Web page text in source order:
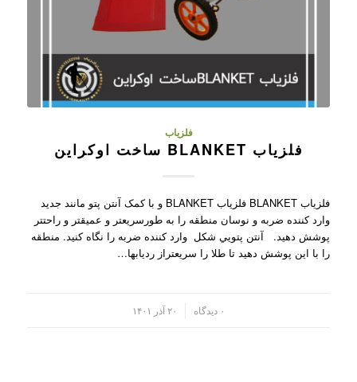
فلزیاب
فلزیاب BLANKET ساخت اوکراین
فلزیاب BLANKET فلزیاب BLANKET و با کمک آنتن پتو مانند جديد
وارد کننده ضربه و نوسان منطقه را به طورسريعتر و عميقتر و راحتتر
پوشش دهيد. آنتن پتويي شکل وارد کننده ضربه را نگاه کنيد. منطقه
را با اين پوشش دهيد تا طلا را سريعتراز رديابها…
۰ دیدگاه ۲۰ آذر ۱۴۰۱